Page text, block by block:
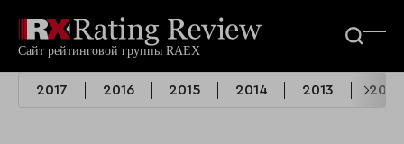
2017 2016 2015 2014 2013 2012